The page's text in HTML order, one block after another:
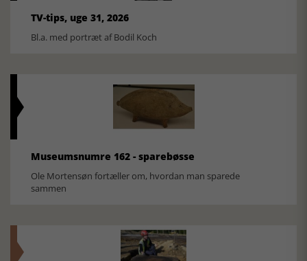
TV-tips, uge 31, 2026
Bl.a. med portræt af Bodil Koch
Museumsnumre 162 - sparebøsse
Ole Mortensøn fortæller om, hvordan man sparede
sammen